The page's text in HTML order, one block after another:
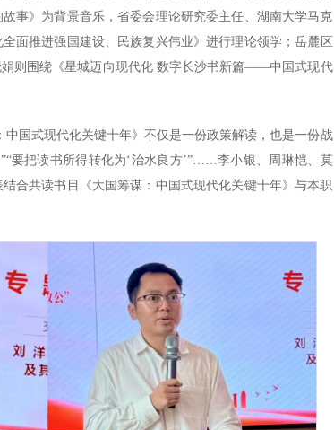
事》为背景音乐，省委会理论研究委主任、湖南大学马克
面推进强国建设、民族复兴伟业》进行理论领学；岳麓区
则围绕《星城迈向现代化 数字长沙书新篇——中国式现代
中国式现代化关键十年》不仅是一份政策解读，也是一份战
要把读书所得转化为‘治水良方’”……李小银、周琳恺、莫
合共读书目《大国筹谋：中国式现代化关键十年》与本职